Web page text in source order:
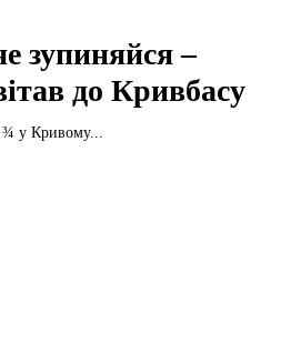
зупиняйся –
до Кривбасу
у Кривому...